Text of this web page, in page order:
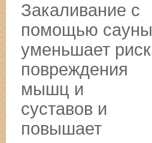
Закаливание с
помощью сауны
уменьшает риск
повреждения
мышц и
суставов и
повышает